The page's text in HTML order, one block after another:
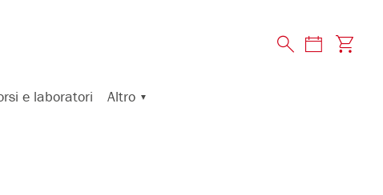
e laboratori Altro